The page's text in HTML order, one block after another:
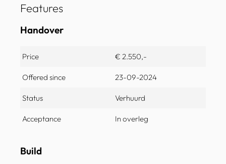
Features
Handover
Price € 2.550,-
Offered since 23-09-2024
Status Verhuurd
Acceptance In overleg
Build